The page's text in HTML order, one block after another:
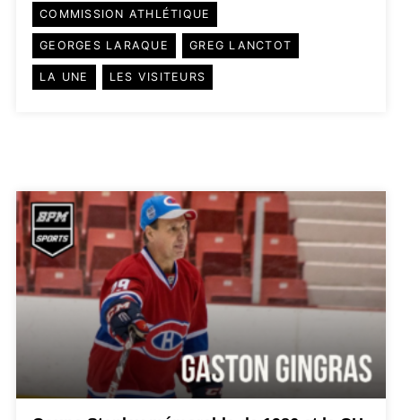
COMMISSION ATHLÉTIQUE
GEORGES LARAQUE GREG LANCTOT
LA UNE LES VISITEURS